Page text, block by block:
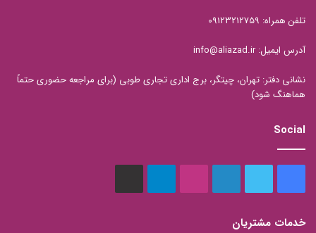
تلفن همراه: 09123212759
آدرس ایمیل: info@aliazad.ir
نشانی دفتر: تهران، چیتگر، برج اداری تجاری طوبی (برای مراجعه حضوری حتماً
هماهنگ شود)
Social
خدمات مشتریان